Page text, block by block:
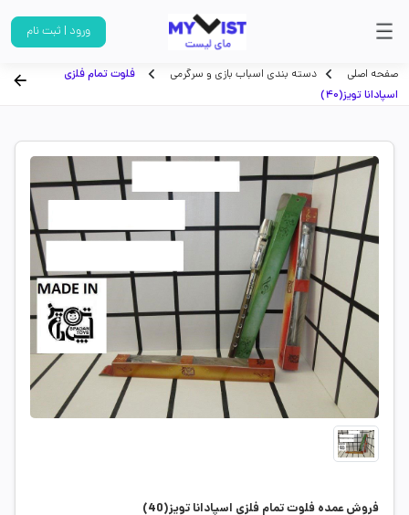
ورود | ثبت نام
صفحه اصلی دسته بندی اسباب بازی و سرگرمی
فلوت تمام فلزی
اسپادانا تویز(40)
فروش عمده فلوت تمام فلزی اسپادانا تویز(40)